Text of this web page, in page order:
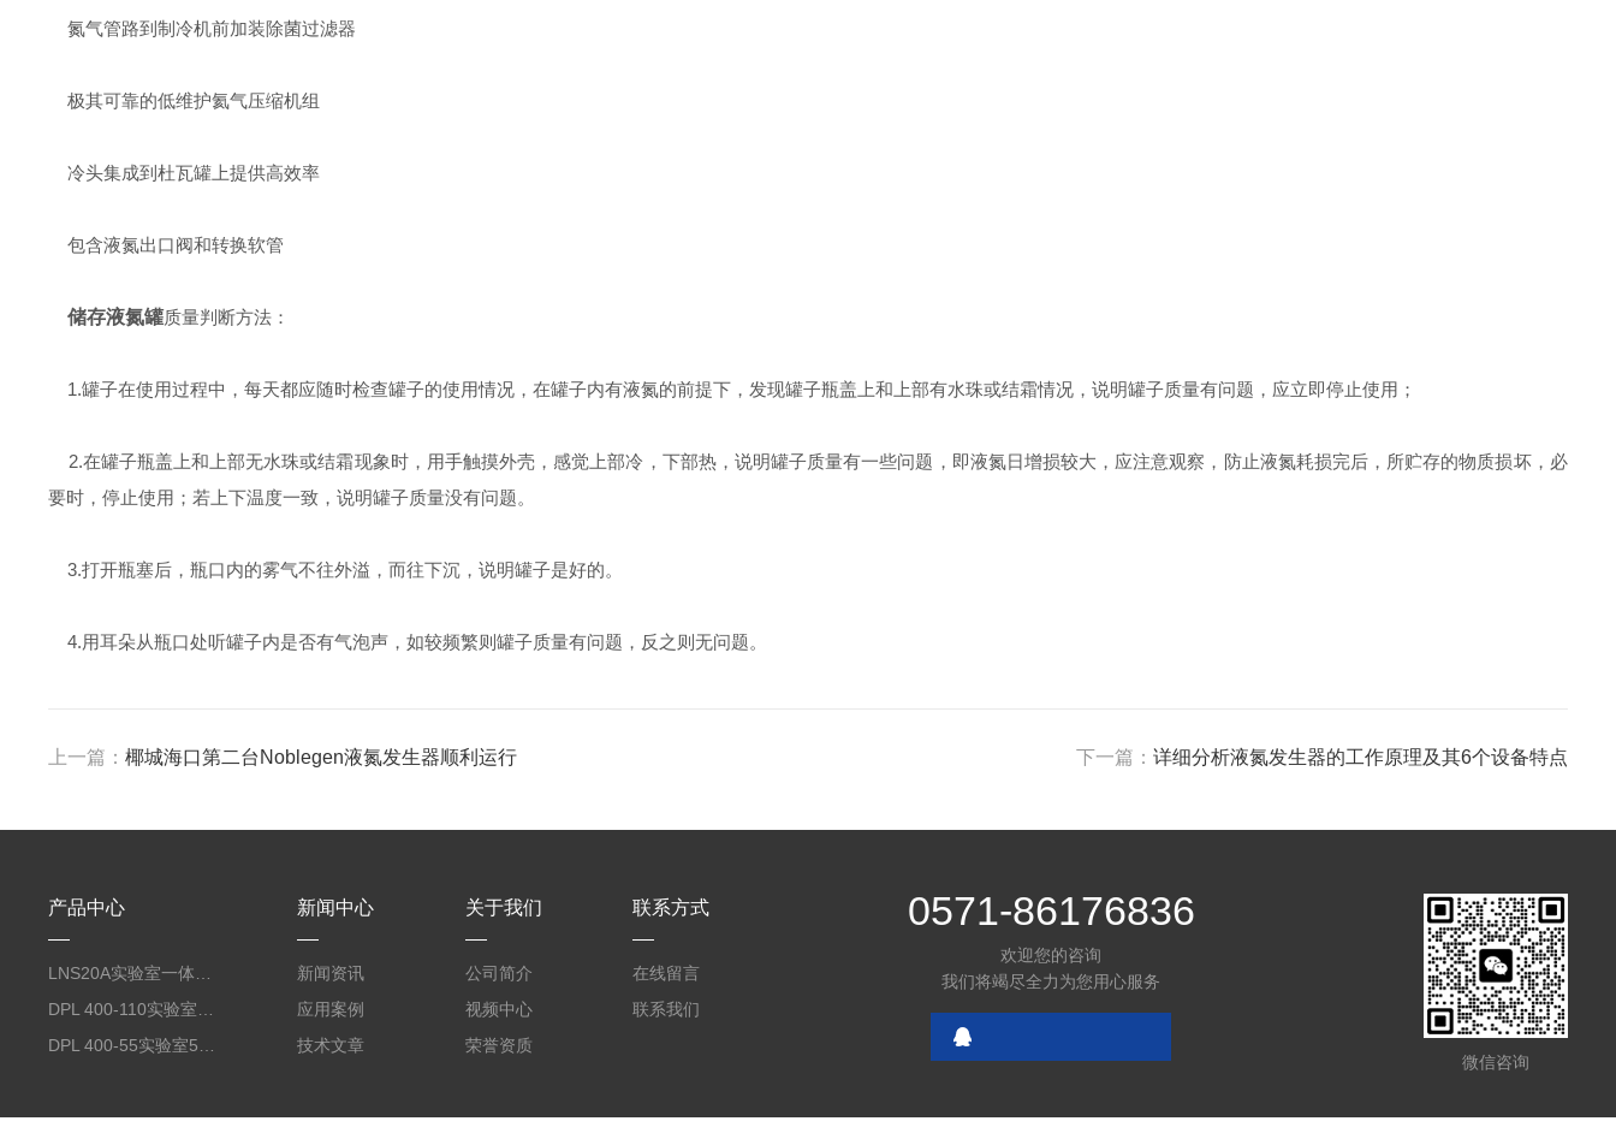
氮气管路到制冷机前加装除菌过滤器
极其可靠的低维护氦气压缩机组
冷头集成到杜瓦罐上提供高效率
包含液氮出口阀和转换软管
储存液氮罐质量判断方法：
1.罐子在使用过程中，每天都应随时检查罐子的使用情况，在罐子内有液氮的前提下，发现罐子瓶盖上和上部有水珠或结霜情况，说明罐子质量有问题，应立即停止使用；
2.在罐子瓶盖上和上部无水珠或结霜现象时，用手触摸外壳，感觉上部冷，下部热，说明罐子质量有一些问题，即液氮日增损较大，应注意观察，防止液氮耗损完后，所贮存的物质损坏，必
要时，停止使用；若上下温度一致，说明罐子质量没有问题。
3.打开瓶塞后，瓶口内的雾气不往外溢，而往下沉，说明罐子是好的。
4.用耳朵从瓶口处听罐子内是否有气泡声，如较频繁则罐子质量有问题，反之则无问题。
上一篇：椰城海口第二台Noblegen液氮发生器顺利运行 下一篇： 详细分析液氮发生器的工作原理及其6个设备特点
产品中心 新闻中心
新闻资讯
应用案例
技术文章
关于我们
公司简介
视频中心
荣誉资质
联系方式
在线留言
联系我们
0571-86176836
欢迎您的咨询
我们将竭尽全力为您用心服务
微信咨询